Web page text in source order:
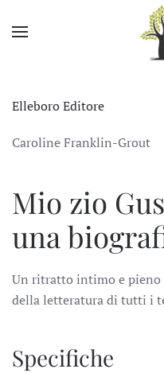
Skip to main content
Elleboro Editore
Caroline Franklin-Grout
Mio zio
una
Un ritratto intimo e pieno
della letteratura di tutti i
Specifiche